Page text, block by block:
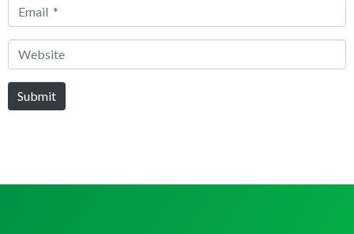
Email
Website
Submit